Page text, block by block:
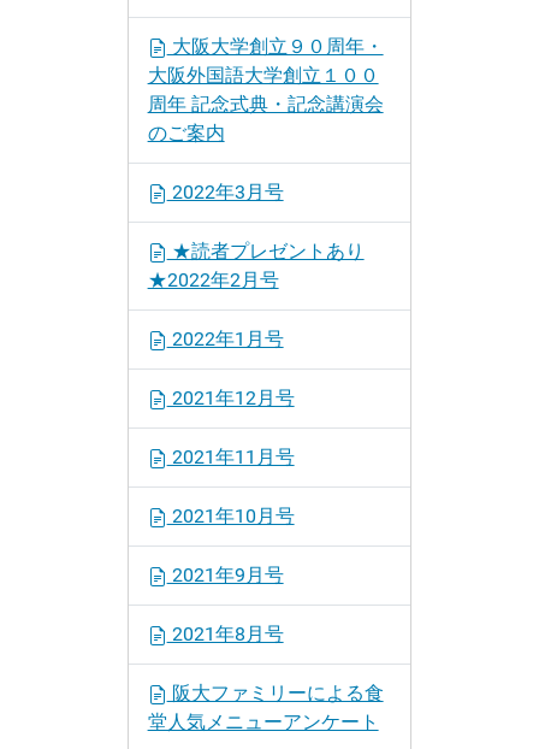
大阪大学創立９０周年・
大阪外国語大学創立１００
周年 記念式典・記念講演会
のご案内
2022年3月号
★読者プレゼントあり
★2022年2月号
2022年1月号
2021年12月号
2021年11月号
2021年10月号
2021年9月号
2021年8月号
阪大ファミリーによる食
堂人気メニューアンケート